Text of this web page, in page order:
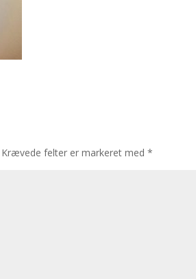
Krævede felter er markeret med*